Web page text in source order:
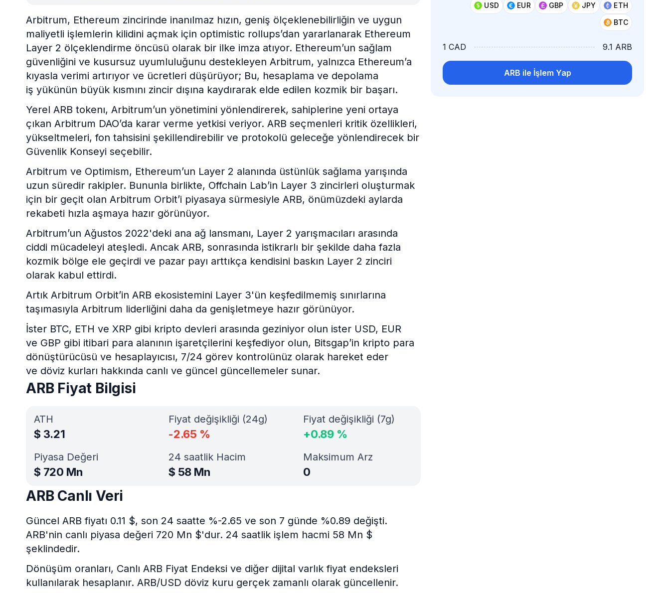
USD EUR GBP JPY
ETH
BTC
1 CAD 9.1 ARB
ARB ile İşlem Yap
Arbitrum, Ethereum zincirinde inanılmaz hızın, geniş ölçeklenebilirliğin ve uygun
maliyetli işlemlerin kilidini açmak için optimistic rollups’dan yararlanarak Ethereum
Layer 2 ölçeklendirme öncüsü olarak bir ilke imza atıyor. Ethereum’un sağlam
güvenliğini ve kusursuz uyumluluğunu destekleyen Arbitrum, yalnızca Ethereum’a
kıyasla verimi artırıyor ve ücretleri düşürüyor; Bu, hesaplama ve depolama
iş yükünün büyük kısmını zincir dışına kaydırarak elde edilen kozmik bir başarı.
Yerel ARB tokenı, Arbitrum’un yönetimini yönlendirerek, sahiplerine yeni ortaya
çıkan Arbitrum DAO’da karar verme yetkisi veriyor. ARB seçmenleri kritik özellikleri,
yükseltmeleri, fon tahsisini şekillendirebilir ve protokolü geleceğe yönlendirecek bir
Güvenlik Konseyi seçebilir.
Arbitrum ve Optimism, Ethereum’un Layer 2 alanında üstünlük sağlama yarışında
uzun süredir rakipler. Bununla birlikte, Offchain Lab’in Layer 3 zincirleri oluşturmak
için bir geçit olan Arbitrum Orbit’i piyasaya sürmesiyle ARB, önümüzdeki aylarda
rekabeti hızla aşmaya hazır görünüyor.
Arbitrum’un Ağustos 2022'deki ana ağ lansmanı, Layer 2 yarışmacıları arasında
ciddi mücadeleyi ateşledi. Ancak ARB, sonrasında istikrarlı bir şekilde daha fazla
kozmik bölge ele geçirdi ve pazar payı arttıkça kendisini baskın Layer 2 zinciri
olarak kabul ettirdi.
Artık Arbitrum Orbit’in ARB ekosistemini Layer 3'ün keşfedilmemiş sınırlarına
taşımasıyla Arbitrum liderliğini daha da genişletmeye hazır görünüyor.
İster BTC, ETH ve XRP gibi kripto devleri arasında geziniyor olun ister USD, EUR
ve GBP gibi itibari para alanının işaretçilerini keşfediyor olun, Bitsgap’in kripto para
dönüştürücüsü ve hesaplayıcısı, 7/24 görev kontrolünüz olarak hareket eder
ve döviz kurları hakkında canlı ve güncel güncellemeler sunar.
ARB Fiyat Bilgisi
ATH
$ 3.21
Piyasa Değeri
$ 720 Mn
Fiyat değişikliği (24g)
-2.65 %
Fiyat değişikliği (7g)
+0.89 %
24 saatlik Hacim
$ 58 Mn
Maksimum Arz
0
ARB Canlı Veri
Güncel ARB fiyatı 0.11 $, son 24 saatte %-2.65 ve son 7 günde %0.89 değişti.
ARB'nin canlı piyasa değeri 720 Mn $'dur. 24 saatlik işlem hacmi 58 Mn $
şeklindedir.
Dönüşüm oranları, Canlı ARB Fiyat Endeksi ve diğer dijital varlık fiyat endeksleri
kullanılarak hesaplanır. ARB/USD döviz kuru gerçek zamanlı olarak güncellenir.